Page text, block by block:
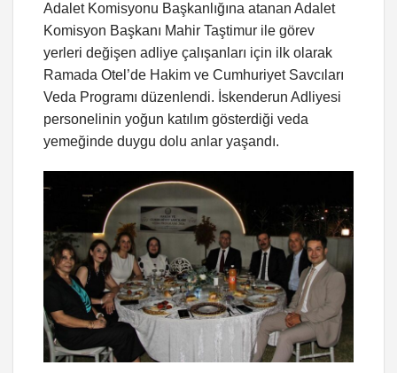
Adalet Komisyonu Başkanlığına atanan Adalet
Komisyon Başkanı Mahir Taştimur ile görev
yerleri değişen adliye çalışanları için ilk olarak
Ramada Otel’de Hakim ve Cumhuriyet Savcıları
Veda Programı düzenlendi. İskenderun Adliyesi
personelinin yoğun katılım gösterdiği veda
yemeğinde duygu dolu anlar yaşandı.